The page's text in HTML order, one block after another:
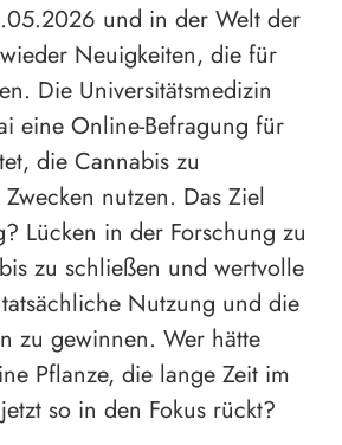
und in der Welt der
Neuigkeiten, die für
Die Universitätsmedizin
eine Online-Befragung für
die Cannabis zu
nutzen. Das Ziel
Lücken in der Forschung zu
zu schließen und wertvolle
Nutzung und die
zu gewinnen. Wer hätte
Pflanze, die lange Zeit im
so in den Fokus rückt?